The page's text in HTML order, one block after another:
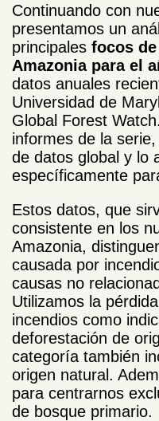
Continuando con
presentamos un
principales focos
Amazonia para el
datos anuales
Universidad de
Global Forest
informes de la
de datos global y lo
específicamente
Estos datos, que
consistente en los
Amazonia,
causada por
causas no
Utilizamos la
incendios como
deforestación de
categoría también
origen natural.
para centrarnos
de bosque primario.